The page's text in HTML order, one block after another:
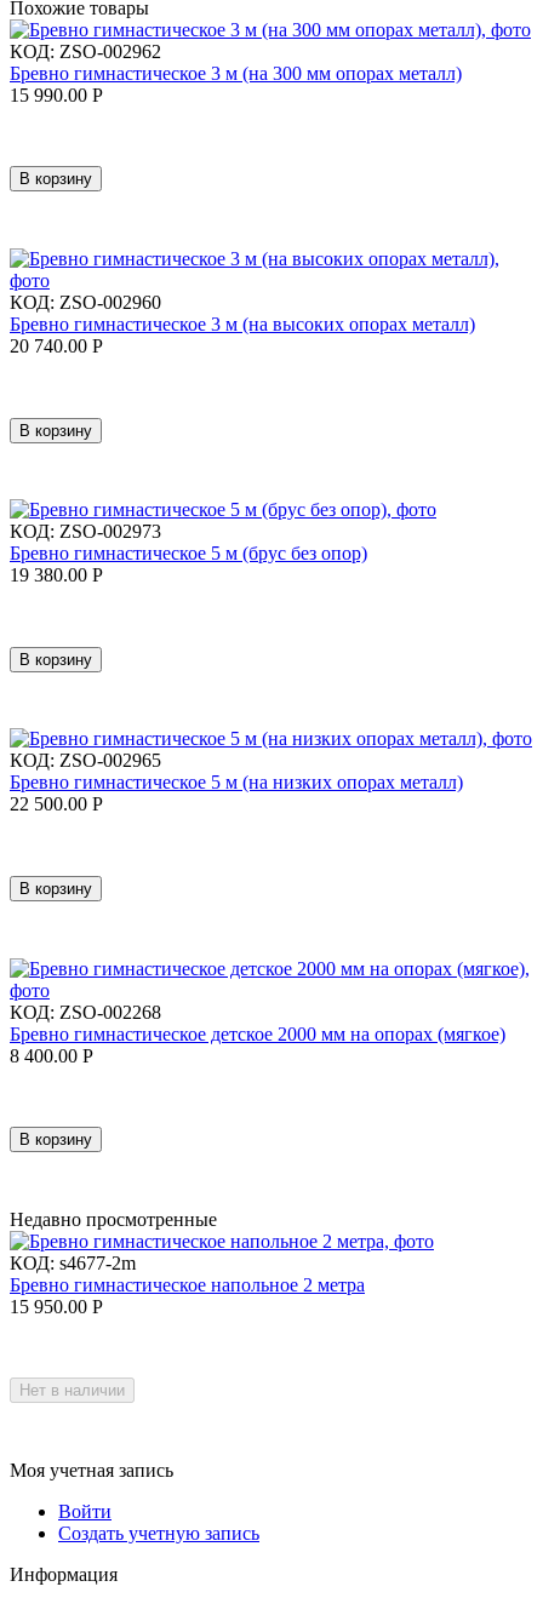
Похожие товары
КОД: ZSO-002962
Бревно гимнастическое 3 м (на 300 мм опорах металл)
15 990.00 Р
В корзину
КОД: ZSO-002960
Бревно гимнастическое 3 м (на высоких опорах металл)
20 740.00 Р
В корзину
КОД: ZSO-002973
Бревно гимнастическое 5 м (брус без опор)
19 380.00 Р
В корзину
КОД: ZSO-002965
Бревно гимнастическое 5 м (на низких опорах металл)
22 500.00 Р
В корзину
КОД: ZSO-002268
Бревно гимнастическое детское 2000 мм на опорах (мягкое)
8 400.00 Р
В корзину
Недавно просмотренные
КОД: s4677-2m
Бревно гимнастическое напольное 2 метра
15 950.00 Р
Нет в наличии
Моя учетная запись
Войти
Создать учетную запись
Информация